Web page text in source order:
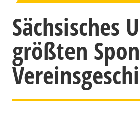
Sächsisches
größten